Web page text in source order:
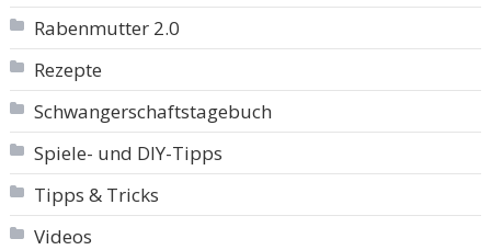
Rabenmutter 2.0
Rezepte
Schwangerschaftstagebuch
Spiele- und DIY-Tipps
Tipps & Tricks
Videos